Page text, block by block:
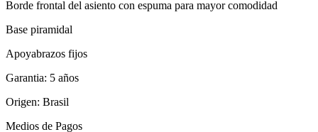
Borde frontal del asiento con espuma para mayor comodidad
Base piramidal
Apoyabrazos fijos
Garantia: 5 años
Origen: Brasil
Medios de Pagos